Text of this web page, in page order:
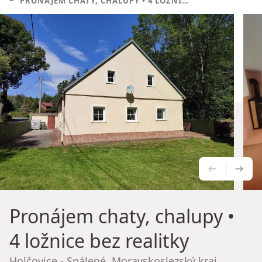
Pronájem chaty, chalupy•
4 ložnice bez realitky